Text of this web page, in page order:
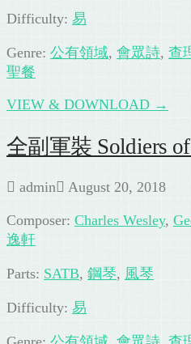
Difficulty: 易
Genre: 公有領域, 會眾詩, 查
聖餐
VIEW & DOWNLOAD →
全副軍裝 Soldiers
admin August 20, 2018
Composer: Charles Wesley,
逸軒
Parts: SATB, 鋼琴, 風琴
Difficulty: 易